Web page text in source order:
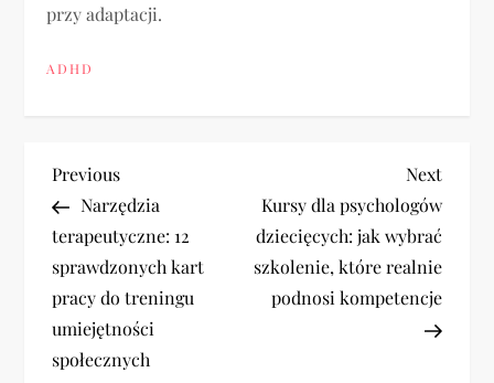
przy adaptacji.
ADHD
N
a
w
i
Previous
Post
Previous
Narzędzia
terapeutyczne: 12
sprawdzonych kart
pracy do treningu
umiejętności
społecznych
Next
Post
Next
Kursy dla psychologów
dziecięcych: jak wybrać
szkolenie, które realnie
podnosi kompetencje